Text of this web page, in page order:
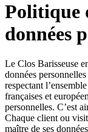
Politique
données
Le Clos Barisseuse
données
respectant
françaises et
personnelles. C’est
Chaque client ou
maître de ses données